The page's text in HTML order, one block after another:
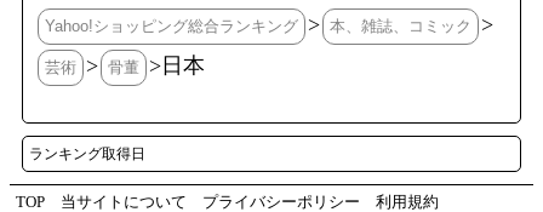
Yahoo!ショッピング総合ランキング > 本、雑誌、コミック >
芸術 > 骨董 >日本
ランキング取得日
TOP 当サイトについて プライバシーポリシー
利用規約